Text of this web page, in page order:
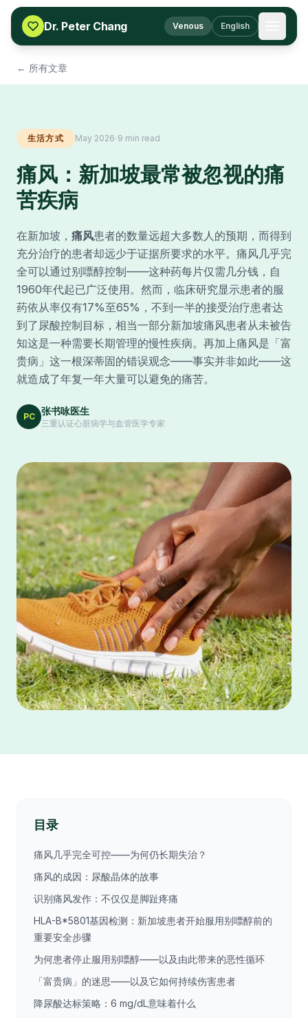
Skip to content
Dr. Peter Chang
Venous English
← 所有文章
生活方式 May 2026·9 min read
痛风：新加坡最常被忽视的痛
苦疾病
在新加坡， 痛风患者的数量远超大多数人的预期，而得到
充分治疗的患者却远少于证据所要求的水平。痛风几乎完
全可以通过别嘌醇控制——这种药每片仅需几分钱，自
1960年代起已广泛使用。然而，临床研究显示患者的服
药依从率仅有17%至65%，不到一半的接受治疗患者达
到了尿酸控制目标，相当一部分新加坡痛风患者从未被告
知这是一种需要长期管理的慢性疾病。再加上痛风是「富
贵病」这一根深蒂固的错误观念——事实并非如此——这
就造成了年复一年大量可以避免的痛苦。
PC 张书咏医生
三重认证心脏病学与血管医学专家
目录
痛风几乎完全可控——为何仍长期失治？
痛风的成因：尿酸晶体的故事
识别痛风发作：不仅仅是脚趾疼痛
HLA-B*5801基因检测：新加坡患者开始服用别嘌醇前的
重要安全步骤
为何患者停止服用别嘌醇——以及由此带来的恶性循环
「富贵病」的迷思——以及它如何持续伤害患者
降尿酸达标策略：6 mg/dL意味着什么